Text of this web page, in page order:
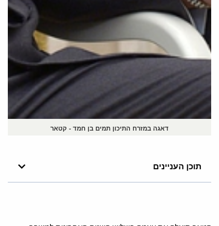
דאגה במזרח התיכון תמים בן חמד - קטאר
תוכן העניינים